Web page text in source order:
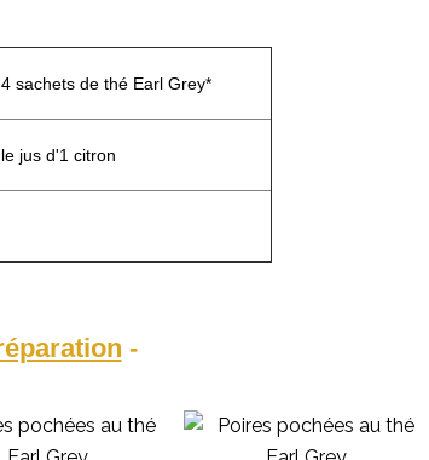
4 sachets de thé Earl Grey*
le jus d'1 citron
-